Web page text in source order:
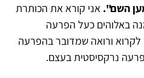
השם". אני קורא את הכותרת
באלוהים כעל הפרעה
ורואה שמדובר בהפרעה
נרקסיסטית בעצם.